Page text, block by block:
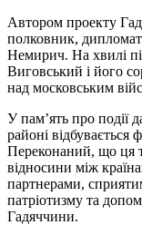
Автором проекту
полковник,
Немирич. На хвилі
Виговський і його
над московським
У пам’ять про події
районі відбувається
Переконаний, що ця
відносини між
партнерами,
патріотизму та
Гадяччини.